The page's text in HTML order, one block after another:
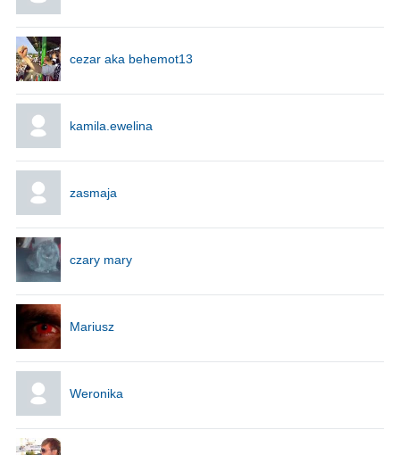
cezar aka behemot13
kamila.ewelina
zasmaja
czary mary
Mariusz
Weronika